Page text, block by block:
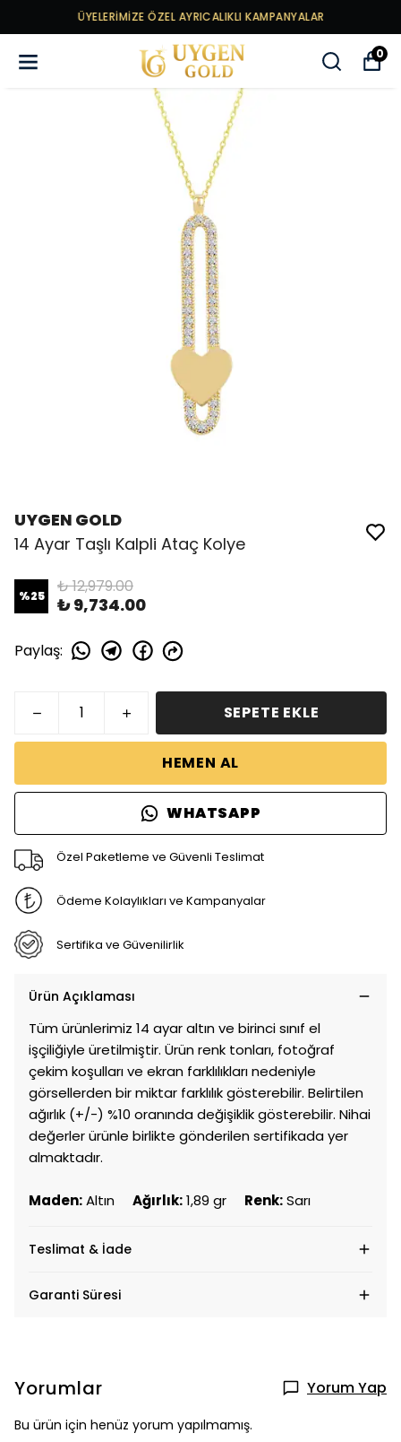
ÜYELERİMİZE ÖZEL AYRICALIKLI KAMPANYALAR
0
UYGEN GOLD
14 Ayar Taşlı Kalpli Ataç Kolye
%25 ₺ 12,979.00
₺ 9,734.00
Paylaş:
SEPETE EKLE
HEMEN AL
WHATSAPP
Özel Paketleme ve Güvenli Teslimat
Ödeme Kolaylıkları ve Kampanyalar
Sertifika ve Güvenilirlik
Ürün Açıklaması
Tüm ürünlerimiz 14 ayar altın ve birinci sınıf el
işçiliğiyle üretilmiştir. Ürün renk tonları, fotoğraf
çekim koşulları ve ekran farklılıkları nedeniyle
görsellerden bir miktar farklılık gösterebilir. Belirtilen
ağırlık (+/-) %10 oranında değişiklik gösterebilir. Nihai
değerler ürünle birlikte gönderilen sertifikada yer
almaktadır.
Maden:Altın Ağırlık:1,89 gr Renk:Sarı
Teslimat & İade
Garanti Süresi
Yorumlar Yorum Yap
Bu ürün için henüz yorum yapılmamış.